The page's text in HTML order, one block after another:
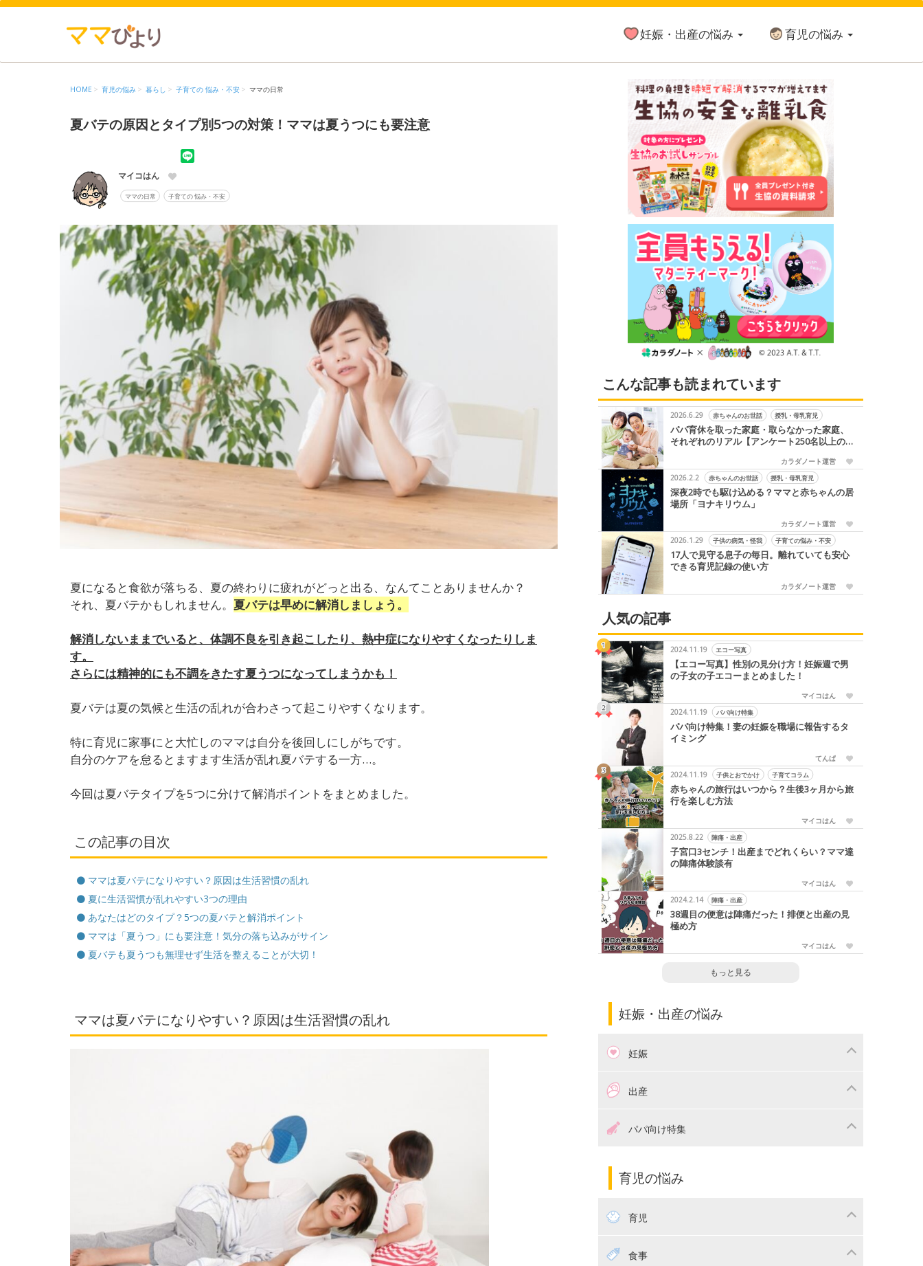
妊娠・出産の悩み 育児の悩み
HOME 育児の悩み 暮らし 子育ての 悩み・不安 ママの日常
夏バテの原因とタイプ別5つの対策！ママは夏うつにも要注意
マイコはん
ママの日常 子育ての 悩み・不安
夏になると食欲が落ちる、夏の終わりに疲れがどっと出る、なんてことありませんか？
それ、夏バテかもしれません。 夏バテは早めに解消しましょう。
解消しないままでいると、体調不良を引き起こしたり、熱中症になりやすくなったりしま
す。
さらには精神的にも不調をきたす夏うつになってしまうかも！
夏バテは夏の気候と生活の乱れが合わさって起こりやすくなります。
特に育児に家事にと大忙しのママは自分を後回しにしがちです。
自分のケアを怠るとますます生活が乱れ夏バテする一方…。
今回は夏バテタイプを5つに分けて解消ポイントをまとめました。
この記事の目次
ママは夏バテになりやすい？原因は生活習慣の乱れ
夏に生活習慣が乱れやすい3つの理由
あなたはどのタイプ？5つの夏バテと解消ポイント
ママは「夏うつ」にも要注意！気分の落ち込みがサイン
夏バテも夏うつも無理せず生活を整えることが大切！
ママは夏バテになりやすい？原因は生活習慣の乱れ
こんな記事も読まれています
2026.6.29 赤ちゃんのお世話 授乳・母乳育児
パパ育休を取った家庭・取らなかった家庭、
それぞれのリアル【アンケート250名以上の
カラダノート運営
2026.2.2
赤ちゃんのお世話 授乳・母乳育児
深夜2時でも駆け込める？ママと赤ちゃんの居
場所「ヨナキリウム」
カラダノート運営
2026.1.29
子供の病気・怪我 子育ての悩み・不安
17人で見守る息子の毎日。離れていても安心
できる育児記録の使い方
カラダノート運営
人気の記事
2024.11.19 エコー写真
【エコー写真】性別の見分け方！妊娠週で男
の子女の子エコーまとめました！
マイコはん
2024.11.19
パパ向け特集
パパ向け特集！妻の妊娠を職場に報告するタ
イミング
てんぱ
2024.11.19
子供とおでかけ 子育てコラム
赤ちゃんの旅行はいつから？生後3ヶ月から旅
行を楽しむ方法
マイコはん
2025.8.22
陣痛・出産
子宮口3センチ！出産までどれくらい？ママ達
の陣痛体験談有
マイコはん
2024.2.14
陣痛・出産
38週目の便意は陣痛だった！排便と出産の見
極め方
マイコはん
もっと見る
妊娠・出産の悩み
妊娠
つわり
妊娠中の食事
出産
出産準備パパ向け特集
パパ向け特集
育児の悩み
育児
赤ちゃんのお世話
食事